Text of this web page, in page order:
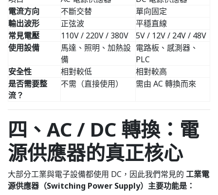
電流方向
不斷交替
單向固定
輸出波形
正弦波
平穩直線
常見電壓
110V / 220V / 380V
5V / 12V / 24V / 48V
使用設備
馬達、照明、加熱設
備
電路板、感測器、
PLC
安全性
相對較低
相對較高
是否需要整
流？
不需（直接使用） 需由 AC 轉換而來
四、AC / DC 轉換：電
源供應器的真正核心
大部分工業與電子設備都使用 DC，因此我們常見的 工業電
源供應器（Switching Power Supply）主要功能是：